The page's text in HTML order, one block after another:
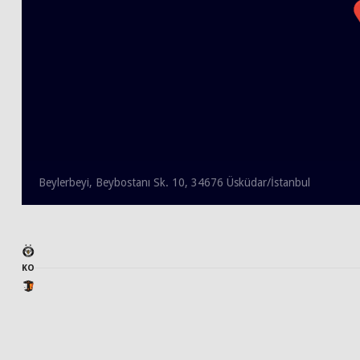
Beylerbeyi, Beybostanı Sk. 10, 34676 Üsküdar/İstanbul
KO